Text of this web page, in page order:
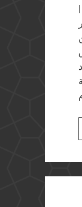
|